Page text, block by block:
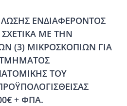
ΕΝΔΙΑΦΕΡΟΝΤΟΣ
ΜΕ ΤΗΝ
(3) ΜΙΚΡΟΣΚΟΠΙΩΝ ΓΙΑ
ΤΜΗΜΑΤΟΣ
ΤΟΥ
+ ΦΠΑ.